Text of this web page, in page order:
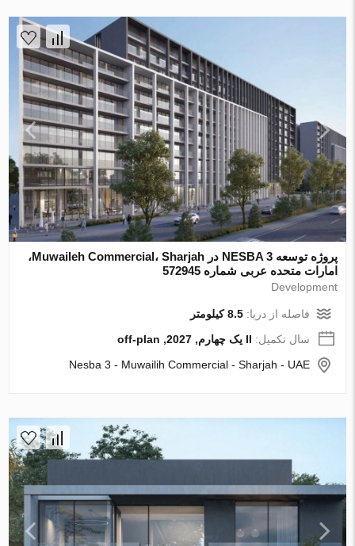
پروژه توسعه NESBA 3 در Muwaileh Commercial، Sharjah،
امارات متحده عربی شماره 572945
Development
فاصله از دریا:8.5 کیلومتر
سال تکمیل: II یک چهارم, 2027, off-plan
Nesba 3 - Muwailih Commercial - Sharjah - UAE